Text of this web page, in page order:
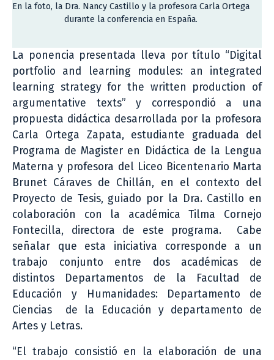
En la foto, la Dra. Nancy Castillo y la profesora Carla Ortega
durante la conferencia en España.
La ponencia presentada lleva por título “Digital
portfolio and learning modules: an integrated
learning strategy for the written production of
argumentative texts” y correspondió a una
propuesta didáctica desarrollada por la profesora
Carla Ortega Zapata, estudiante graduada del
Programa de Magister en Didáctica de la Lengua
Materna y profesora del Liceo Bicentenario Marta
Brunet Cáraves de Chillán, en el contexto del
Proyecto de Tesis, guiado por la Dra. Castillo en
colaboración con la académica Tilma Cornejo
Fontecilla, directora de este programa. Cabe
señalar que esta iniciativa corresponde a un
trabajo conjunto entre dos académicas de
distintos Departamentos de la Facultad de
Educación y Humanidades: Departamento de
Ciencias de la Educación y departamento de
Artes y Letras.
“El trabajo consistió en la elaboración de una